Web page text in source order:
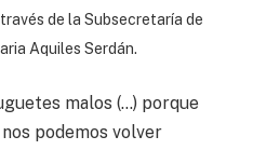
de la Subsecretaría de
Aquiles Serdán.
malos (…) porque
podemos volver